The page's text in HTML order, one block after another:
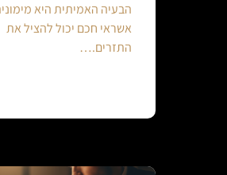
הבעיה האמיתית היא
אשראי חכם יכול להציל את
התזרים.…